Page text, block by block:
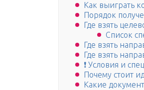
Как выиграть
Порядок
Где взять
Список
Где взять
Где взять
❗ Условия и
Почему стоит
Какие